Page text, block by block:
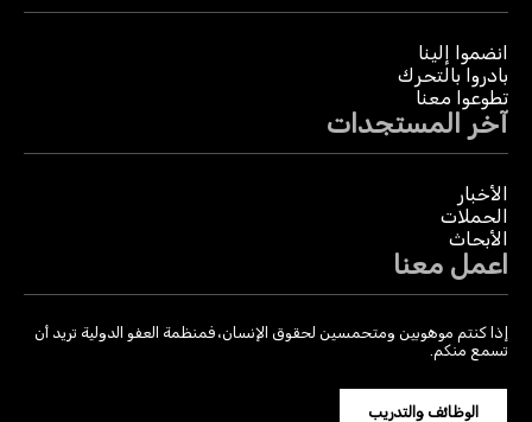
انضموا إلينا
بادروا بالتحرك
تطوعوا معنا
آخر المستجدات
الأخبار
الحملات
الأبحاث
اعمل معنا
إذا كنتم موهوبين ومتحمسين لحقوق الإنسان، فمنظمة العفو الدولية تريد أن
تسمع منكم.
الوظائف والتدريب